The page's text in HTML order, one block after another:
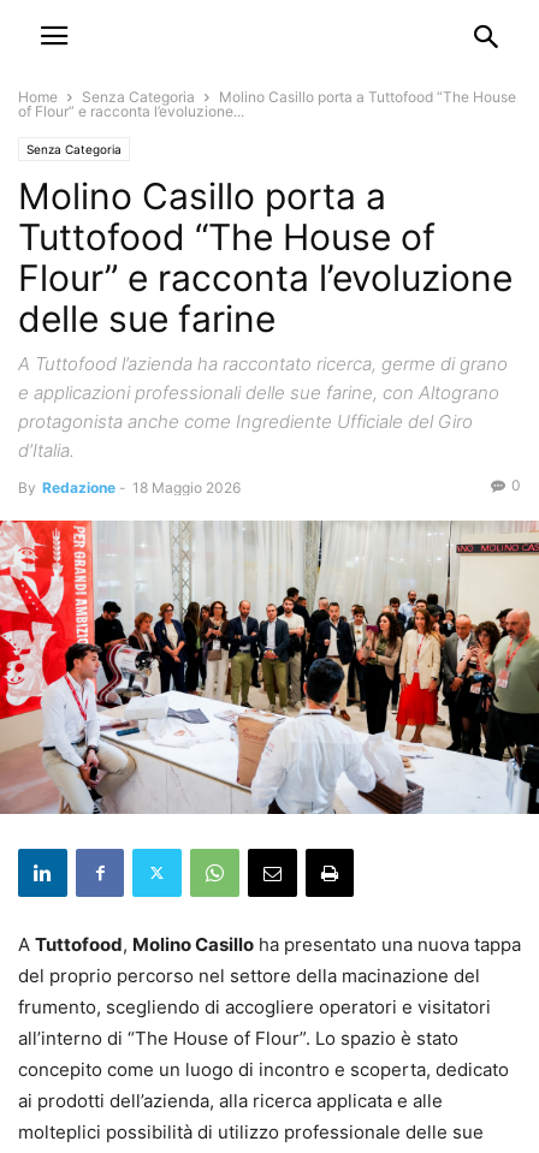
Home Senza Categoria
Molino Casillo porta a Tuttofood “The House
of Flour” e racconta l’evoluzione...
Senza Categoria
Molino Casillo porta a
Tuttofood “The House of
Flour” e racconta l’evoluzione
delle sue farine
A Tuttofood l’azienda ha raccontato ricerca, germe di grano
e applicazioni professionali delle sue farine, con Altograno
protagonista anche come Ingrediente Ufficiale del Giro
d’Italia.
By Redazione - 18 Maggio 2026 0
A Tuttofood, Molino Casillo ha presentato una nuova tappa
del proprio percorso nel settore della macinazione del
frumento, scegliendo di accogliere operatori e visitatori
all’interno di “The House of Flour”. Lo spazio è stato
concepito come un luogo di incontro e scoperta, dedicato
ai prodotti dell’azienda, alla ricerca applicata e alle
molteplici possibilità di utilizzo professionale delle sue